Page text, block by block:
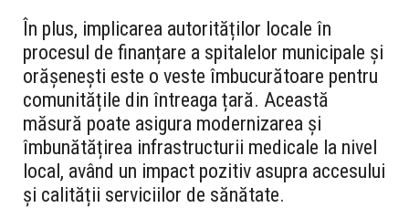
În plus, implicarea autorităților locale în
procesul de finanțare a spitalelor municipale și
orășenești este o veste îmbucurătoare pentru
comunitățile din întreaga țară. Această
măsură poate asigura modernizarea și
îmbunătățirea infrastructurii medicale la nivel
local, având un impact pozitiv asupra accesului
și calității serviciilor de sănătate.